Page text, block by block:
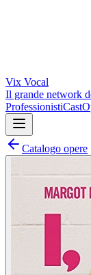
Vix Vocal
Il grande network
ProfessionistiCast
Catalogo opere